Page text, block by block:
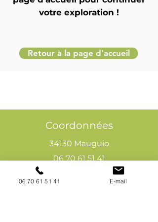
votre exploration !
Retour à la page d'accueil
Coordonnées
34130 Mauguio
06 70 61 51 41
cogivia@gmail.com
06 70 61 51 41 E-mail